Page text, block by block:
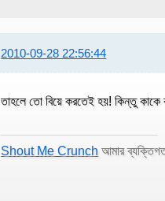
2010-09-28 22:56:44
তাহলে তো বিয়ে করতেই হয়! কিন্তু
Shout Me Crunch আমার